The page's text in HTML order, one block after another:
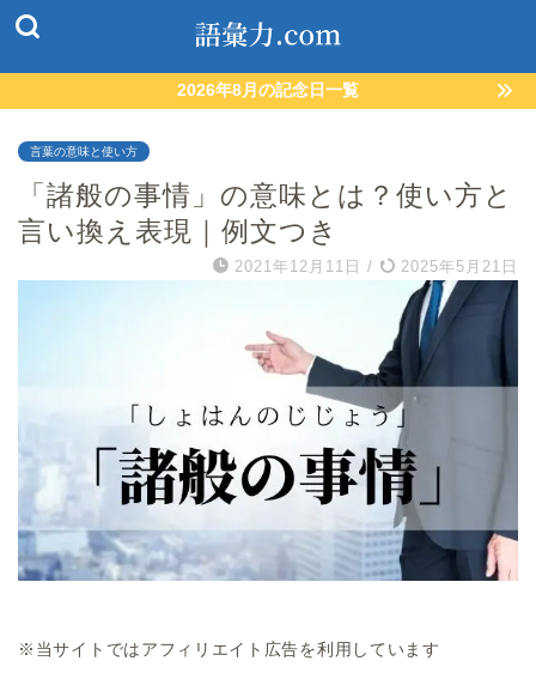
2026年8月の記念日一覧
言葉の意味と使い方
「諸般の事情」の意味とは？使い方と
言い換え表現｜例文つき
2021年12月11日 / 2025年5月21日
※当サイトではアフィリエイト広告を利用しています